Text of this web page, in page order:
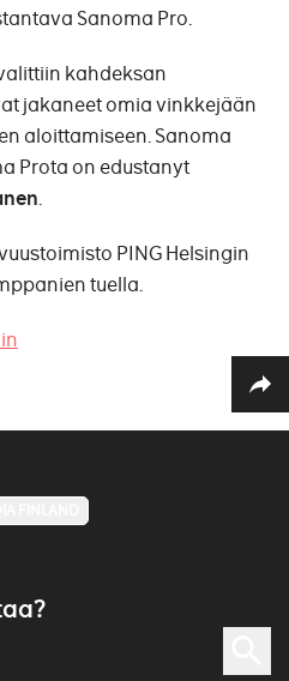
Sanoma Pro.
kahdeksan
jakaneet omia vinkkejään
aloittamiseen. Sanoma
Prota on edustanyt
.
PING Helsingin
tuella.